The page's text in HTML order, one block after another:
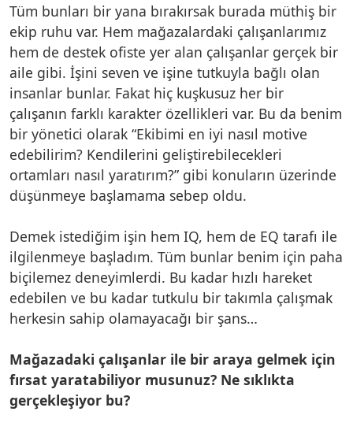
Tüm bunları bir yana bırakırsak burada müthiş bir
ekip ruhu var. Hem mağazalardaki çalışanlarımız
hem de destek ofiste yer alan çalışanlar gerçek bir
aile gibi. İşini seven ve işine tutkuyla bağlı olan
insanlar bunlar. Fakat hiç kuşkusuz her bir
çalışanın farklı karakter özellikleri var. Bu da benim
bir yönetici olarak “Ekibimi en iyi nasıl motive
edebilirim? Kendilerini geliştirebilecekleri
ortamları nasıl yaratırım?” gibi konuların üzerinde
düşünmeye başlamama sebep oldu.
Demek istediğim işin hem IQ, hem de EQ tarafı ile
ilgilenmeye başladım. Tüm bunlar benim için paha
biçilemez deneyimlerdi. Bu kadar hızlı hareket
edebilen ve bu kadar tutkulu bir takımla çalışmak
herkesin sahip olamayacağı bir şans…
Mağazadaki çalışanlar ile bir araya gelmek için
fırsat yaratabiliyor musunuz? Ne sıklıkta
gerçekleşiyor bu?